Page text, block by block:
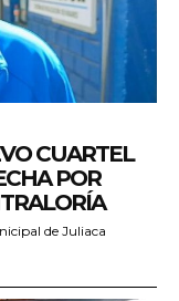
CUARTEL
POR
de Juliaca